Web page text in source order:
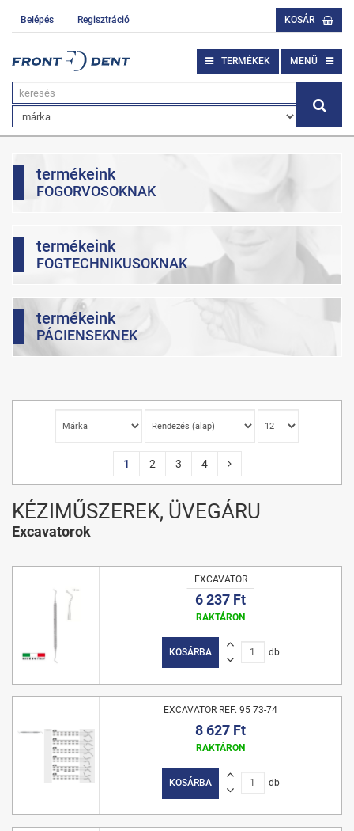
Belépés Regisztráció KOSÁR
TERMÉKEK MENÜ
termékeink
FOGORVOSOKNAK
termékeink
FOGTECHNIKUSOKNAK
termékeink
PÁCIENSEKNEK
1 2 3 4
KÉZIMŰSZEREK, ÜVEGÁRU
Excavatorok
EXCAVATOR
6 237 Ft
RAKTÁRON
KOSÁRBA db
EXCAVATOR REF. 95 73-74
8 627 Ft
RAKTÁRON
KOSÁRBA db